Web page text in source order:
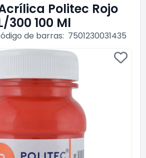
Politec Rojo
300 100 Ml
de barras: 7501230031435